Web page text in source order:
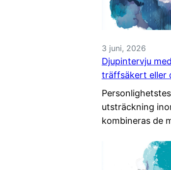
3 juni, 2026
Djupintervju
träffsäkert eller
utsträckning
kombineras de